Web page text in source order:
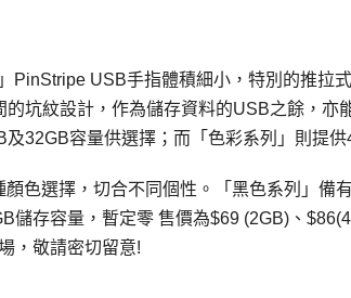
PinStripe USB手指體積細小，特別的推拉
坑紋設計，作為儲存資料的USB之餘，亦
32GB容量供選擇；而「色彩系列」則提
色選擇，切合不同個性。「黑色系列」備
儲存容量，暫定零 售價為$69 (2GB)、
，敬請密切留意!